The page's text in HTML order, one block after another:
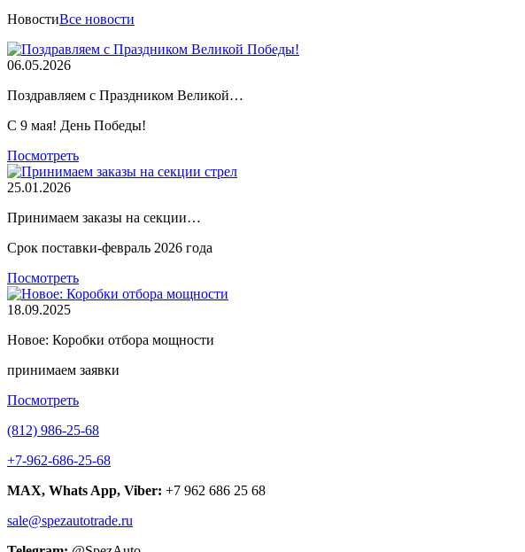
НовостиВсе новости
06.05.2026
Поздравляем с Праздником Великой…
С 9 мая! День Победы!
Посмотреть
25.01.2026
Принимаем заказы на секции…
Срок поставки-февраль 2026 года
Посмотреть
18.09.2025
Новое: Коробки отбора мощности
принимаем заявки
Посмотреть
(812) 986-25-68
+7-962-686-25-68
MAX, Whats App, Viber: +7 962 686 25 68
sale@spezautotrade.ru